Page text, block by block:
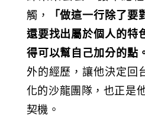
觸，
「做這一行除了要
還要找出屬於個人的特
得可以幫自己加分的點
外的經歷，讓他決定回
化的沙龍團隊，也正是
契機。